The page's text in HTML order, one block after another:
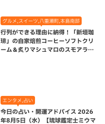
グルメ,スイーツ,八重瀬町,本島南部
行列ができる理由に納得！「新垣珈
琲」の自家焙煎コーヒーソフトクリ
ーム＆炙りマシュマロのスモアラテ
エンタメ,占い
今日の占い・開運アドバイス 2026
年8月5日（水）【琉球鑑定士ミウマ